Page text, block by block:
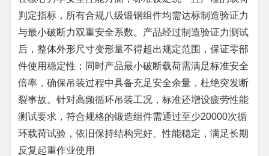
判定指标，所有合规八级锻钢组件均需达标制造验证力
与最小破断力双重安全系数。产品经过制造验证力测试
后，整体外形尺寸变形量不得超出规定范围，保证零部
件使用稳定性；同时产品最小破断载荷需满足标准安全
倍率，确保吊装过程中具备充足安全余量，杜绝突发断
裂事故。针对高频循环吊装工况，标准还增设疲劳性能
测试要求，符合规格的锻造组件需通过至少20000次循
环载荷试验，依旧保持结构完好、性能稳定，满足长期
反复起重作业使用